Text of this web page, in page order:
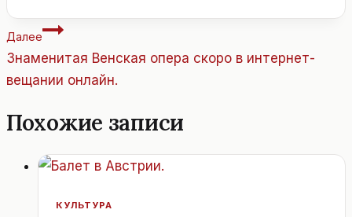
Навигация
по
записям
Далее
Знаменитая Венская опера скоро в интернет-
вещании онлайн.
Похожие записи
КУЛЬТУРА